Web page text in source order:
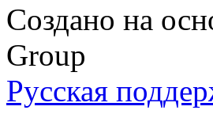
Создано на
Group
Русская